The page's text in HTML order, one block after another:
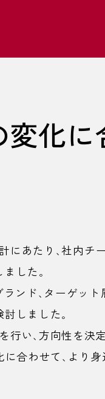
化
あたり、社内チ
した。
ンド、ターゲッ
しました。
い、方向性を決
に合わせて、よ